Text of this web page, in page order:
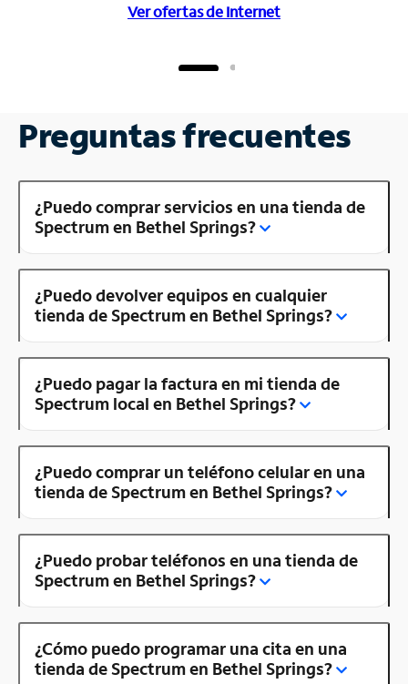
Ver ofertas de Internet
Preguntas frecuentes
¿Puedo comprar servicios en una tienda de
Spectrum en Bethel Springs?
¿Puedo devolver equipos en cualquier
tienda de Spectrum en Bethel Springs?
¿Puedo pagar la factura en mi tienda de
Spectrum local en Bethel Springs?
¿Puedo comprar un teléfono celular en una
tienda de Spectrum en Bethel Springs?
¿Puedo probar teléfonos en una tienda de
Spectrum en Bethel Springs?
¿Cómo puedo programar una cita en una
tienda de Spectrum en Bethel Springs?